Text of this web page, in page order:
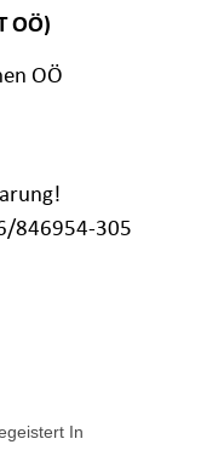
OÖ)
OÖ
846954-305
In